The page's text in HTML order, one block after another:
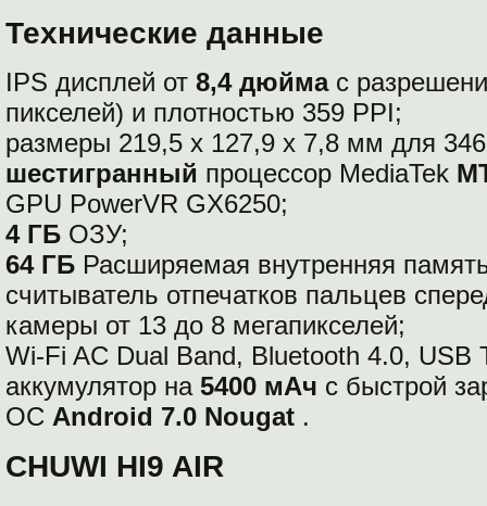
Технические данные
IPS дисплей от 8,4 дюймас
пикселей) и плотностью 359 PPI;
размеры 219,5 х 127,9 х 7,8 мм для
шестигранный процессор MediaTek
GPU PowerVR GX6250;
4 ГБ ОЗУ;
64 ГБ Расширяемая внутренняя
считыватель отпечатков пальцев
камеры от 13 до 8 мегапикселей;
Wi-Fi AC Dual Band, Bluetooth 4.0, USB
аккумулятор на 5400 мАч с быстрой
ОС Android 7.0 Nougat .
CHUWI HI9 AIR